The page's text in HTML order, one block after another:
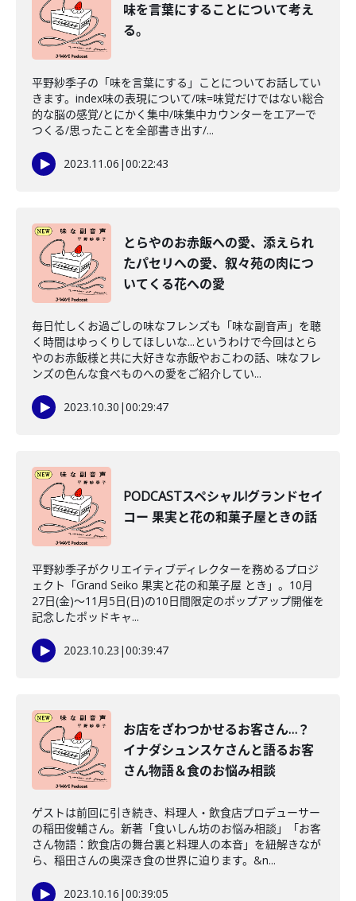
味を言葉にすることについて考え
る。
平野紗季子の「味を言葉にする」ことについてお話してい
きます。index味の表現について/味=味覚だけではない総合
的な脳の感覚/とにかく集中/味集中カウンターをエアーで
つくる/思ったことを全部書き出す/...
2023.11.06 |00:22:43
とらやのお赤飯への愛、添えられ
たパセリへの愛、叙々苑の肉につ
いてくる花への愛
毎日忙しくお過ごしの味なフレンズも「味な副音声」を聴
く時間はゆっくりしてほしいな...というわけで今回はとら
やのお赤飯様と共に大好きな赤飯やおこわの話、味なフレ
ンズの色んな食べものへの愛をご紹介してい...
2023.10.30 |00:29:47
PODCASTスペシャル!グランドセイ
コー 果実と花の和菓子屋ときの話
平野紗季子がクリエイティブディレクターを務めるプロジ
ェクト「Grand Seiko 果実と花の和菓子屋 とき」。10月
27日(金)～11月5日(日)の10日間限定のポップアップ開催を
記念したポッドキャ...
2023.10.23 |00:39:47
お店をざわつかせるお客さん…？
イナダシュンスケさんと語るお客
さん物語＆食のお悩み相談
ゲストは前回に引き続き、料理人・飲食店プロデューサー
の稲田俊輔さん。新著「食いしん坊のお悩み相談」「お客
さん物語：飲食店の舞台裏と料理人の本音」を紐解きなが
ら、稲田さんの奥深き食の世界に迫ります。&n...
2023.10.16 |00:39:05